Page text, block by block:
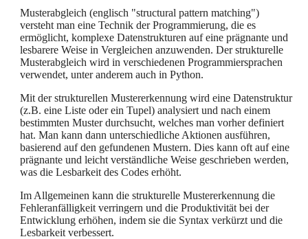
Musterabgleich (englisch "structural pattern matching")
versteht man eine Technik der Programmierung, die es
ermöglicht, komplexe Datenstrukturen auf eine prägnante und
lesbarere Weise in Vergleichen anzuwenden. Der strukturelle
Musterabgleich wird in verschiedenen Programmiersprachen
verwendet, unter anderem auch in Python.
Mit der strukturellen Mustererkennung wird eine Datenstruktur
(z.B. eine Liste oder ein Tupel) analysiert und nach einem
bestimmten Muster durchsucht, welches man vorher definiert
hat. Man kann dann unterschiedliche Aktionen ausführen,
basierend auf den gefundenen Mustern. Dies kann oft auf eine
prägnante und leicht verständliche Weise geschrieben werden,
was die Lesbarkeit des Codes erhöht.
Im Allgemeinen kann die strukturelle Mustererkennung die
Fehleranfälligkeit verringern und die Produktivität bei der
Entwicklung erhöhen, indem sie die Syntax verkürzt und die
Lesbarkeit verbessert.